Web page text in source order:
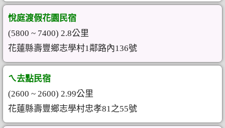
悅庭渡假花園民宿
(5800 ~ 7400) 2.8公里
花蓮縣壽豐鄉志學村1鄰路內136號
ㄟ去點民宿
(2600 ~ 2600) 2.99公里
花蓮縣壽豐鄉志學村忠孝81之55號